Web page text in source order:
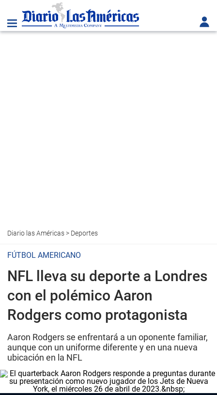
Diario las Américas> Deportes
FÚTBOL AMERICANO
NFL lleva su deporte a Londres
con el polémico Aaron
Rodgers como protagonista
Aaron Rodgers se enfrentará a un oponente familiar,
aunque con un uniforme diferente y en una nueva
ubicación en la NFL